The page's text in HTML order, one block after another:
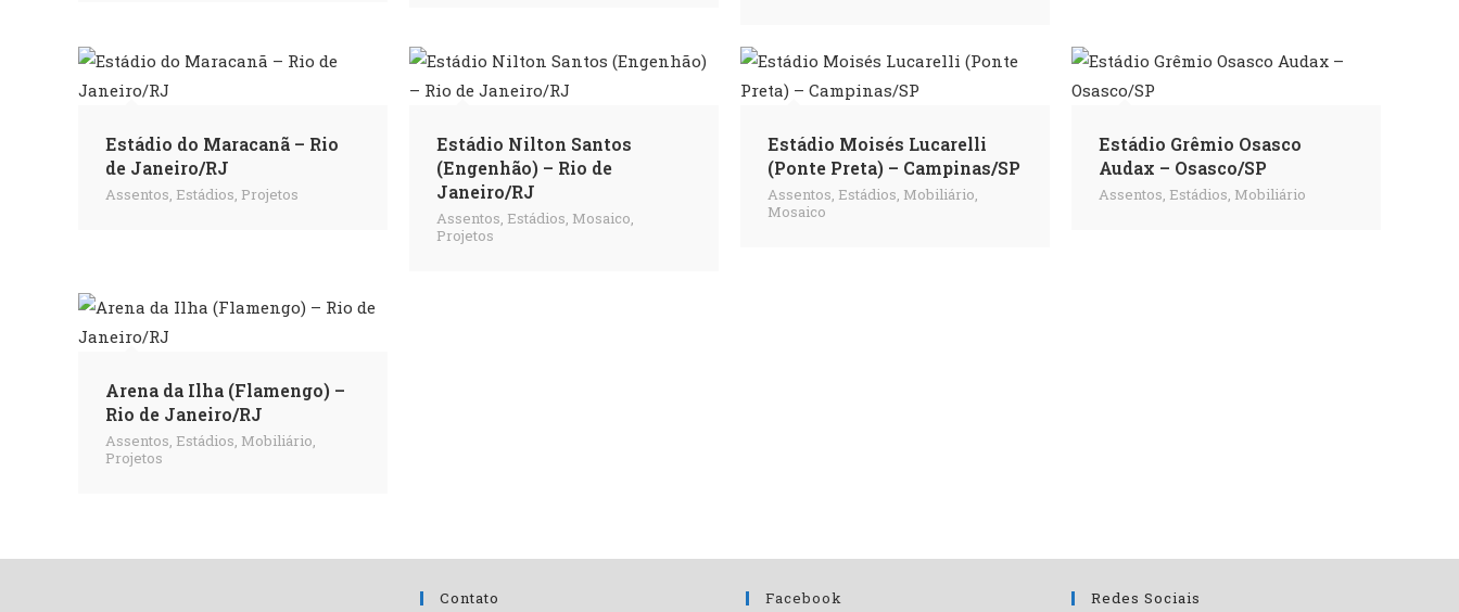
Estádio do Maracanã – Rio
de Janeiro/RJ
Assentos Estádios Projetos
Estádio Nilton Santos
(Engenhão) – Rio de
Janeiro/RJ
Assentos Estádios Mosaico
Projetos
Estádio Moisés Lucarelli
(Ponte Preta) – Campinas/SP
Assentos Estádios Mobiliário
Mosaico
Estádio Grêmio Osasco
Audax – Osasco/SP
Assentos Estádios Mobiliário
Arena da Ilha (Flamengo) –
Rio de Janeiro/RJ
Assentos Estádios Mobiliário
Projetos
Contato Facebook Redes Sociais